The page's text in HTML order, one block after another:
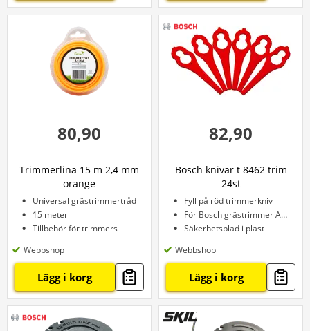
80,90
Trimmerlina 15 m 2,4 mm
orange
Universal grästrimmertråd
15 meter
Tillbehör för trimmers
Webbshop
Lägg i korg
82,90
Bosch knivar t 8462 trim
24st
Fyll på röd trimmerkniv
För Bosch grästrimmer ART
Säkerhetsblad i plast
Webbshop
Lägg i korg